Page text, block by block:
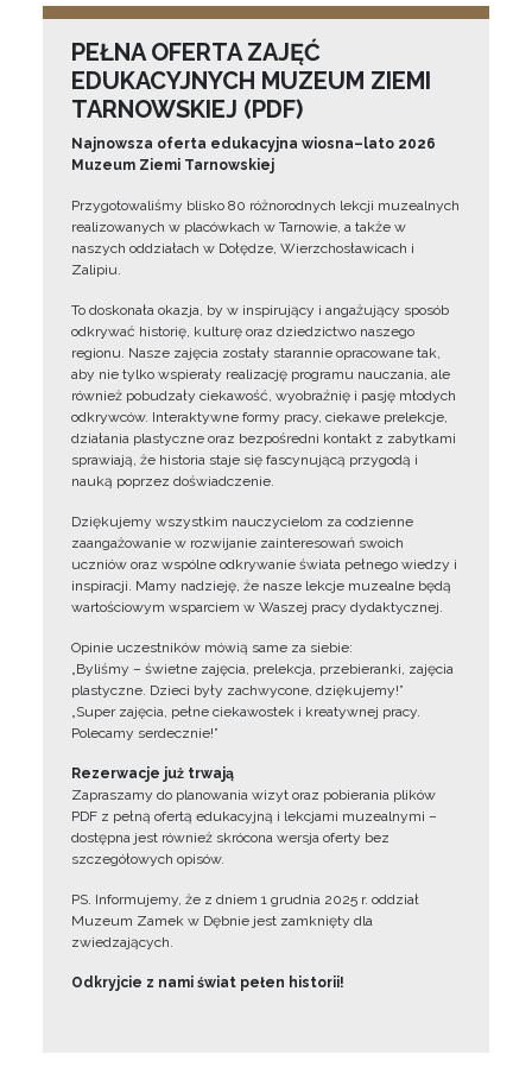
PEŁNA OFERTA ZAJĘĆ
EDUKACYJNYCH MUZEUM ZIEMI
TARNOWSKIEJ (PDF)
Najnowsza oferta edukacyjna wiosna–lato 2026
Muzeum Ziemi Tarnowskiej
Przygotowaliśmy blisko 80 różnorodnych lekcji muzealnych
realizowanych w placówkach w Tarnowie, a także w
naszych oddziałach w Dołędze, Wierzchosławicach i
Zalipiu.
To doskonała okazja, by w inspirujący i angażujący sposób
odkrywać historię, kulturę oraz dziedzictwo naszego
regionu. Nasze zajęcia zostały starannie opracowane tak,
aby nie tylko wspierały realizację programu nauczania, ale
również pobudzały ciekawość, wyobraźnię i pasję młodych
odkrywców. Interaktywne formy pracy, ciekawe prelekcje,
działania plastyczne oraz bezpośredni kontakt z zabytkami
sprawiają, że historia staje się fascynującą przygodą i
nauką poprzez doświadczenie.
Dziękujemy wszystkim nauczycielom za codzienne
zaangażowanie w rozwijanie zainteresowań swoich
uczniów oraz wspólne odkrywanie świata pełnego wiedzy i
inspiracji. Mamy nadzieję, że nasze lekcje muzealne będą
wartościowym wsparciem w Waszej pracy dydaktycznej.
Opinie uczestników mówią same za siebie:
„Byliśmy – świetne zajęcia, prelekcja, przebieranki, zajęcia
plastyczne. Dzieci były zachwycone, dziękujemy!”
„Super zajęcia, pełne ciekawostek i kreatywnej pracy.
Polecamy serdecznie!”
Rezerwacje już trwają
Zapraszamy do planowania wizyt oraz pobierania plików
PDF z pełną ofertą edukacyjną i lekcjami muzealnymi –
dostępna jest również skrócona wersja oferty bez
szczegółowych opisów.
PS. Informujemy, że z dniem 1 grudnia 2025 r. oddział
Muzeum Zamek w Dębnie jest zamknięty dla
zwiedzających.
Odkryjcie z nami świat pełen historii!